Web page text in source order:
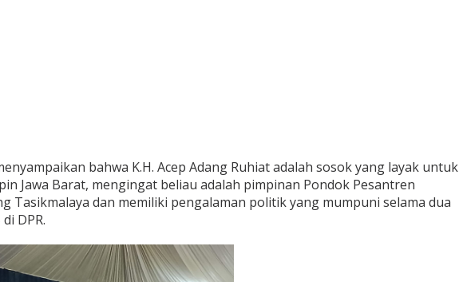
bahwa K.H. Acep Adang Ruhiat adalah sosok yang layak untuk
Jawa Barat, mengingat beliau adalah pimpinan Pondok Pesantren
Tasikmalaya dan memiliki pengalaman politik yang mumpuni selama dua
DPR.